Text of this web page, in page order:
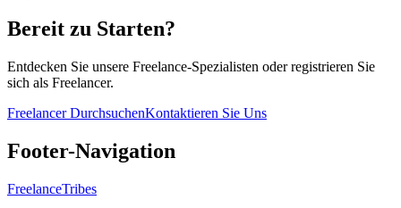
Bereit zu Starten?
Entdecken Sie unsere Freelance-Spezialisten oder registrieren Sie
sich als Freelancer.
Freelancer DurchsuchenKontaktieren Sie Uns
Footer-Navigation
FreelanceTribes